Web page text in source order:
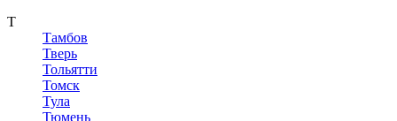
Т
Тамбов
Тверь
Тольятти
Томск
Тула
Тюмень